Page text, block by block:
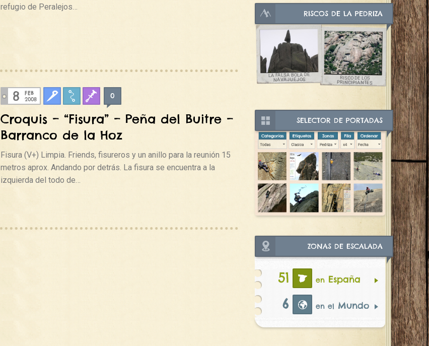
refugio de Peralejos…
ClasicaCroquisFisuras
8 FEB
2008 0
Croquis – “Fisura” – Peña del Buitre –
Barranco de la Hoz
Fisura (V+) Limpia. Friends, fisureros y un anillo para la reunión 15
metros aprox. Andando por detrás. La fisura se encuentra a la
izquierda del todo de…
RISCOS DE LA PEDRIZA
LA FALSA BOLA DE
NAVAJUEJOS RISCO DE LOS
PRINCIPIANTES
SELECTOR DE PORTADAS
ZONAS DE ESCALADA
51 en España
6 en el Mundo